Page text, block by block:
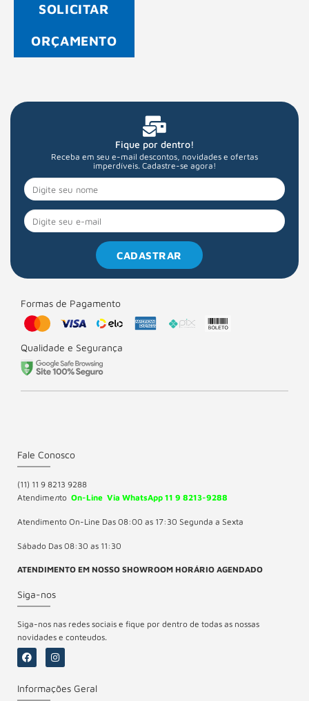
SOLICITAR
ORÇAMENTO
Fique por dentro!
Receba em seu e-mail descontos, novidades e ofertas
imperdíveis. Cadastre-se agora!
CADASTRAR
Formas de Pagamento
Qualidade e Segurança
Fale Conosco
(11) 11 9 8213 9288
Atendimento On-Line Via WhatsApp 11 9 8213-9288
Atendimento On-Line Das 08:00 as 17:30 Segunda a Sexta
Sábado Das 08:30 as 11:30
ATENDIMENTO EM NOSSO SHOWROOM HORÁRIO AGENDADO
Siga-nos
Siga-nos nas redes sociais e fique por dentro de todas as nossas
novidades e conteudos.
Informações Geral